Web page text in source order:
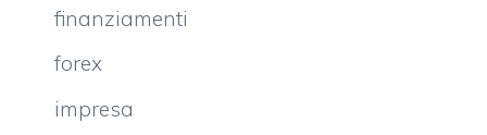
finanziamenti
forex
impresa